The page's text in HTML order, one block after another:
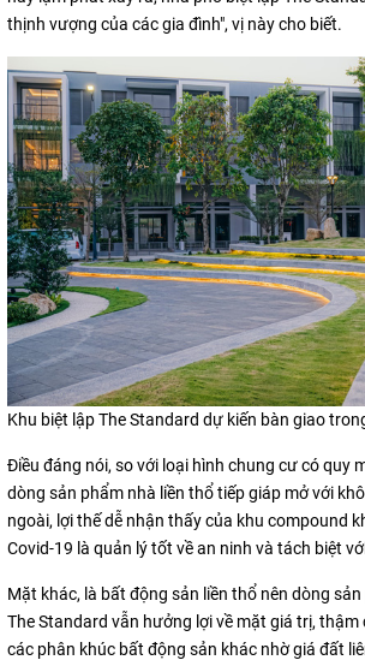
thịnh vượng của các gia đình", vị này cho biết.
Khu biệt lập The Standard dự kiến bàn giao
Điều đáng nói, so với loại hình chung cư có quy
dòng sản phẩm nhà liền thổ tiếp giáp mở với
ngoài, lợi thế dễ nhận thấy của khu compound
Covid-19 là quản lý tốt về an ninh và tách biệt
Mặt khác, là bất động sản liền thổ nên dòng
The Standard vẫn hưởng lợi về mặt giá trị, thậm
các phân khúc bất động sản khác nhờ giá đất